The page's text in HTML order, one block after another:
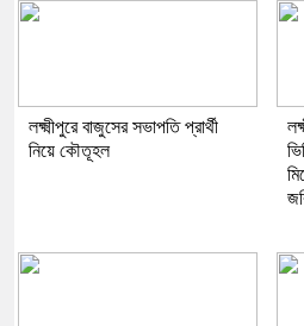
লক্ষ্মীপুরে বাজুসের সভাপতি প্রার্থী
নিয়ে কৌতূহল